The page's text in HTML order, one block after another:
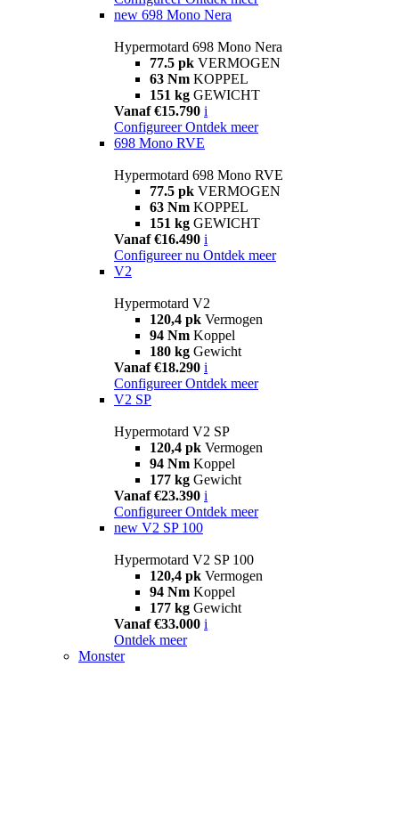
new 698 Mono Nera
Hypermotard 698 Mono Nera
77.5 pk VERMOGEN
63 Nm KOPPEL
151 kg GEWICHT
Vanaf €15.790 i
Configureer Ontdek meer
698 Mono RVE
Hypermotard 698 Mono RVE
77.5 pk VERMOGEN
63 Nm KOPPEL
151 kg GEWICHT
Vanaf €16.490 i
Configureer nu Ontdek meer
V2
Hypermotard V2
120,4 pk Vermogen
94 Nm Koppel
180 kg Gewicht
Vanaf €18.290 i
Configureer Ontdek meer
V2 SP
Hypermotard V2 SP
120,4 pk Vermogen
94 Nm Koppel
177 kg Gewicht
Vanaf €23.390 i
Configureer Ontdek meer
new V2 SP 100
Hypermotard V2 SP 100
120,4 pk Vermogen
94 Nm Koppel
177 kg Gewicht
Vanaf €33.000 i
Ontdek meer
Monster